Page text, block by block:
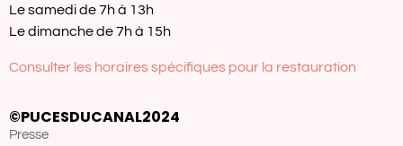
Le samedi de 7h à 13h
Le dimanche de 7h à 15h
Consulter les horaires spécifiques pour la restauration
©PUCESDUCANAL2024
Presse